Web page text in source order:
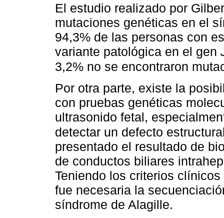
El estudio realizado por
mutaciones genéticas en el
94,3% de las personas con
variante patológica en el gen
3,2% no se encontraron
Por otra parte, existe la
con pruebas genéticas
ultrasonido fetal,
detectar un defecto
presentado el resultado de
de conductos biliares
Teniendo los criterios
fue necesaria la
síndrome de Alagille.